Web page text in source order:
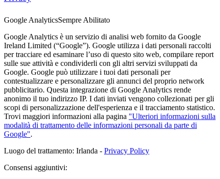
Google AnalyticsSempre Abilitato
Google Analytics è un servizio di analisi web fornito da Google
Ireland Limited (“Google”). Google utilizza i dati personali raccolti
per tracciare ed esaminare l’uso di questo sito web, compilare report
sulle sue attività e condividerli con gli altri servizi sviluppati da
Google. Google può utilizzare i tuoi dati personali per
contestualizzare e personalizzare gli annunci del proprio network
pubblicitario. Questa integrazione di Google Analytics rende
anonimo il tuo indirizzo IP. I dati inviati vengono collezionati per gli
scopi di personalizzazione dell'esperienza e il tracciamento statistico.
Trovi maggiori informazioni alla pagina "Ulteriori informazioni sulla
modalità di trattamento delle informazioni personali da parte di
Google".
Luogo del trattamento: Irlanda - Privacy Policy
Consensi aggiuntivi: